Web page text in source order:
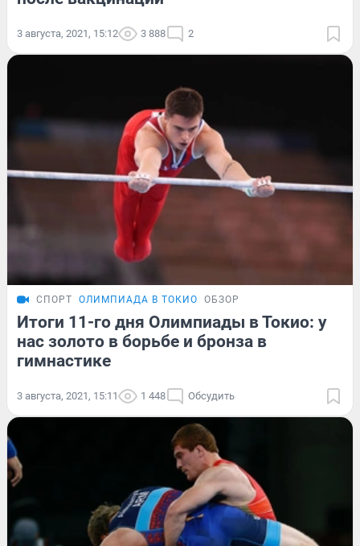
3 августа, 2021, 15:12 3 888 2
СПОРТ ОЛИМПИАДА В ТОКИО ОБЗОР
Итоги 11-го дня Олимпиады в Токио: у
нас золото в борьбе и бронза в
гимнастике
3 августа, 2021, 15:11 1 448 Обсудить